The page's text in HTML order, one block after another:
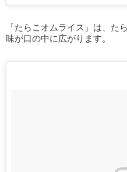
「たらこオムライス」は、た
味が口の中に広がります。